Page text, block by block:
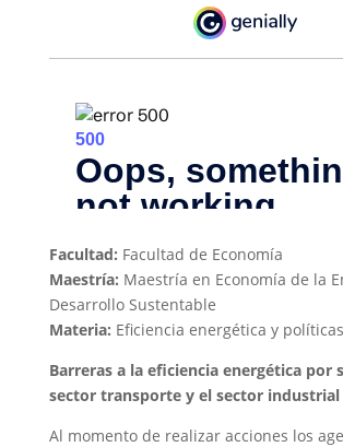
Facultad: Facultad de Economía
Maestría: Maestría en Economía de la
Desarrollo Sustentable
Materia: Eficiencia energética y
Barreras a la eficiencia energética por
sector transporte y el sector industrial
Al momento de realizar acciones los